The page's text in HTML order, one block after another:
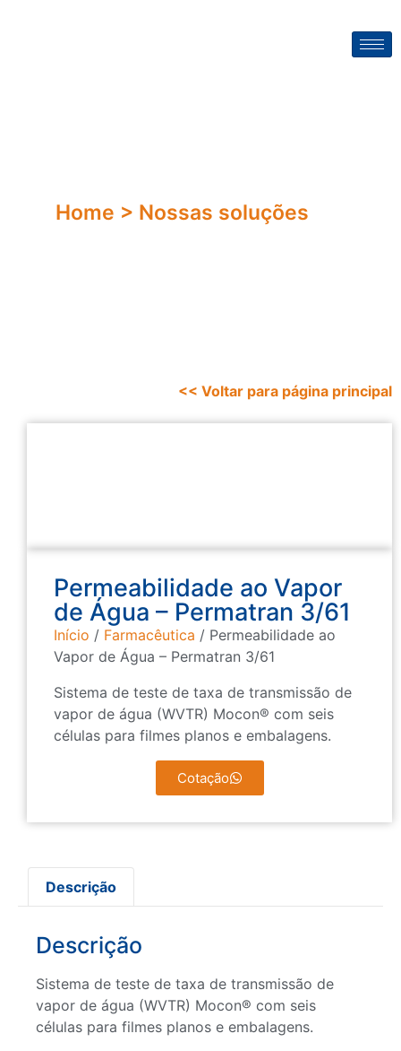
Home > Nossas soluções
<< Voltar para página principal
Permeabilidade ao Vapor
de Água – Permatran 3/61
Início / Farmacêutica / Permeabilidade ao
Vapor de Água – Permatran 3/61
Sistema de teste de taxa de transmissão de
vapor de água (WVTR) Mocon® com seis
células para filmes planos e embalagens.
Cotação
Descrição
Descrição
Sistema de teste de taxa de transmissão de
vapor de água (WVTR) Mocon® com seis
células para filmes planos e embalagens.